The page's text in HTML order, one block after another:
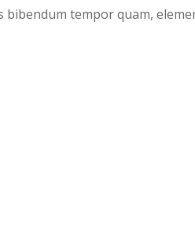
bibendum tempor quam,